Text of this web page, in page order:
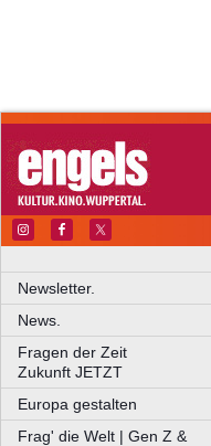
Newsletter.
News.
Fragen der Zeit
Zukunft JETZT
Europa gestalten
Frag' die Welt | Gen Z &